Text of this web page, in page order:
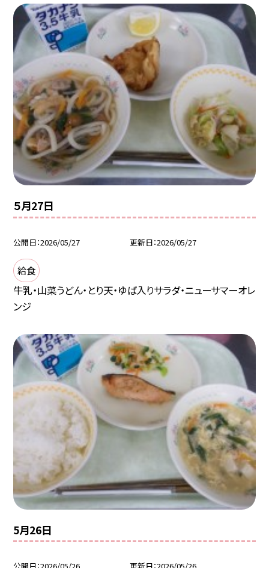
５月27日
公開日 2026/05/27 更新日 2026/05/27
給食
牛乳・山菜うどん・とり天・ゆば入りサラダ・ニューサマーオレ
ンジ
5月26日